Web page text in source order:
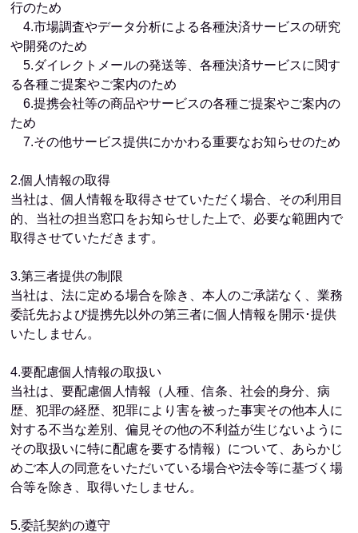
行のため
4.市場調査やデータ分析による各種決済サービスの研究
や開発のため
5.ダイレクトメールの発送等、各種決済サービスに関す
る各種ご提案やご案内のため
6.提携会社等の商品やサービスの各種ご提案やご案内の
ため
7.その他サービス提供にかかわる重要なお知らせのため
2.個人情報の取得
当社は、個人情報を取得させていただく場合、その利用目
的、当社の担当窓口をお知らせした上で、必要な範囲内で
取得させていただきます。
3.第三者提供の制限
当社は、法に定める場合を除き、本人のご承諾なく、業務
委託先および提携先以外の第三者に個人情報を開示･提供
いたしません。
4.要配慮個人情報の取扱い
当社は、要配慮個人情報（人種、信条、社会的身分、病
歴、犯罪の経歴、犯罪により害を被った事実その他本人に
対する不当な差別、偏見その他の不利益が生じないように
その取扱いに特に配慮を要する情報）について、あらかじ
めご本人の同意をいただいている場合や法令等に基づく場
合等を除き、取得いたしません。
5.委託契約の遵守